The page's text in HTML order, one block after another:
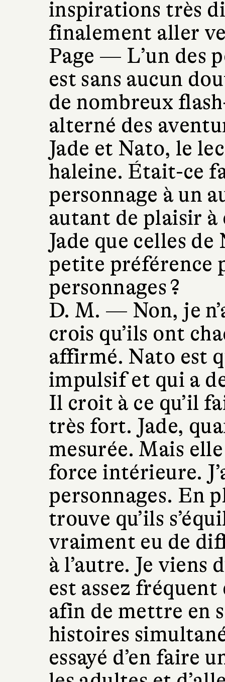
inspirations très
finalement aller
Page — L’un des
est sans aucun
de nombreux
alterné des
Jade et Nato, le
haleine. Était-ce
personnage à un
autant de plaisir à
Jade que celles
petite préférence
personnages ?
D. M. — Non, je
crois qu’ils ont
affirmé. Nato est
impulsif et qui a
Il croit à ce qu’il
très fort. Jade,
mesurée. Mais
force intérieure.
personnages. En
trouve qu’ils
vraiment eu de
à l’autre. Je viens
est assez
afin de mettre en
histoires
essayé d’en faire